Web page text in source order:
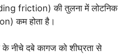
friction) की तुलना में लोटनिक
कम होता है।
नीचे दबे कागज को शीघ्रता से